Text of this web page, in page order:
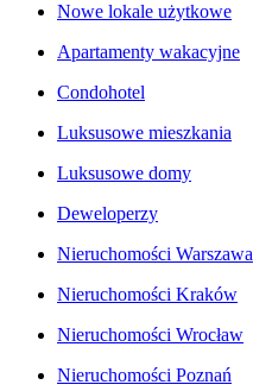
Nowe lokale użytkowe
Apartamenty wakacyjne
Condohotel
Luksusowe mieszkania
Luksusowe domy
Deweloperzy
Nieruchomości Warszawa
Nieruchomości Kraków
Nieruchomości Wrocław
Nieruchomości Poznań